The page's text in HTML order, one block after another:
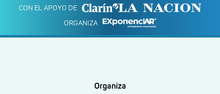
CON EL APOYO DE
ORGANIZA
Organiza